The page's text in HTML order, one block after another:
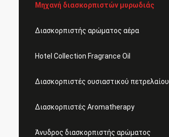
Μηχανή διασκορπιστών μυρωδιάς
Διασκορπιστής αρώματος αέρα
Hotel Collection Fragrance Oil
Διασκορπιστές ουσιαστικού πετρελαίου
Διασκορπιστές Aromatherapy
Άνυδρος διασκορπιστής αρώματος